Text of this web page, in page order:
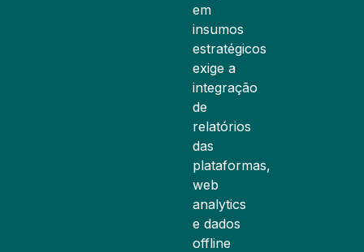
em
insumos
estratégicos
exige a
integração
de
relatórios
das
plataformas,
web
analytics
e dados
offline